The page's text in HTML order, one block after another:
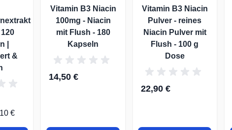
|
&
€
Vitamin B3 Niacin
100mg - Niacin
mit Flush - 180
Kapseln
14,50 €
Vitamin B3 Niacin
Pulver - reines
Niacin Pulver mit
Flush - 100 g
Dose
22,90 €